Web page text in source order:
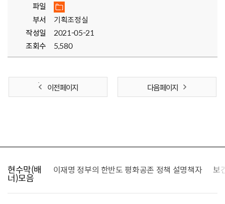
파일
부서
기획조정실
작성일
2021-05-21
조회수
5,580
이전 페이지 다음 페이지
현수막(배
너)모음
찾습니다 이재명 정부의 한반도 평화공존 정책 설명책자 보